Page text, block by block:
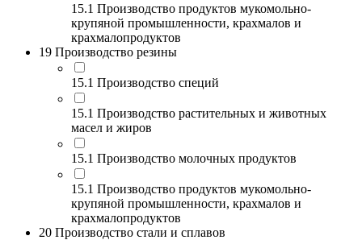
15.1 Производство продуктов мукомольно-
крупяной промышленности, крахмалов и
крахмалопродуктов
19 Производство резины
15.1 Производство специй
15.1 Производство растительных и животных
масел и жиров
15.1 Производство молочных продуктов
15.1 Производство продуктов мукомольно-
крупяной промышленности, крахмалов и
крахмалопродуктов
20 Производство стали и сплавов